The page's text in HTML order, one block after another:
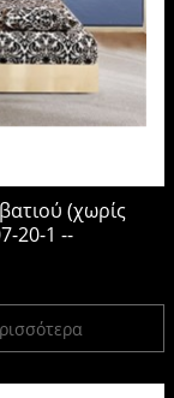
(χωρίς
20-1 --